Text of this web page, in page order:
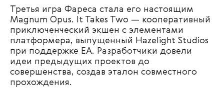
Третья игра Фареса стала его настоящим
Magnum Opus. It Takes Two — кооперативный
приключенческий экшен с элементами
платформера, выпущенный Hazelight Studios
при поддержке EA. Разработчики довели
идеи предыдущих проектов до
совершенства, создав эталон совместного
прохождения.